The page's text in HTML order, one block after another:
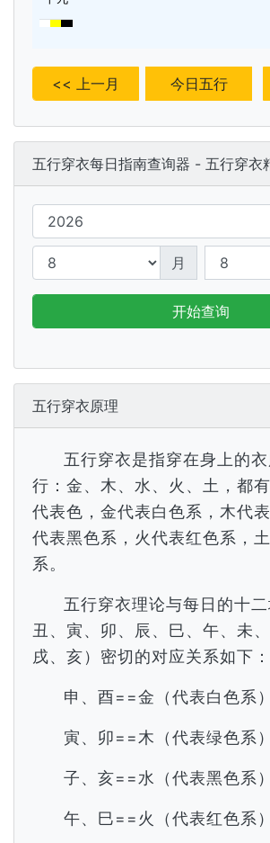
<< 上一月 今日五行
五行穿衣每日指南查询器 - 五行穿衣
月
开始查询
五行穿衣原理
五行穿衣是指穿在身上的
行：金、木、水、火、土，都
代表色，金代表白色系，木代
代表黑色系，火代表红色系，
系。
五行穿衣理论与每日的十二
丑、寅、卯、辰、巳、午、未、
戌、亥）密切的对应关系如下：
申、酉==金（代表白色系）
寅、卯==木（代表绿色系）
子、亥==水（代表黑色系）
午、巳==火（代表红色系）